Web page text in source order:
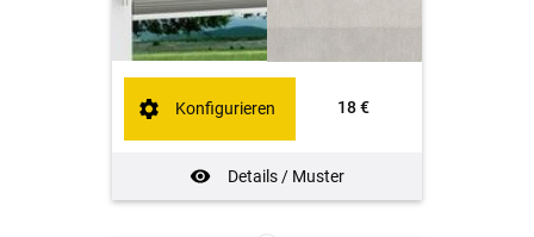
18 €
Details / Muster
Konfigurieren